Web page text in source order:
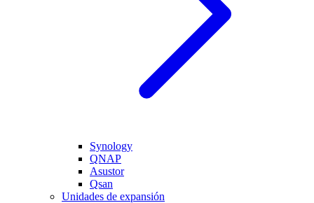
Synology
QNAP
Asustor
Qsan
Unidades de expansión